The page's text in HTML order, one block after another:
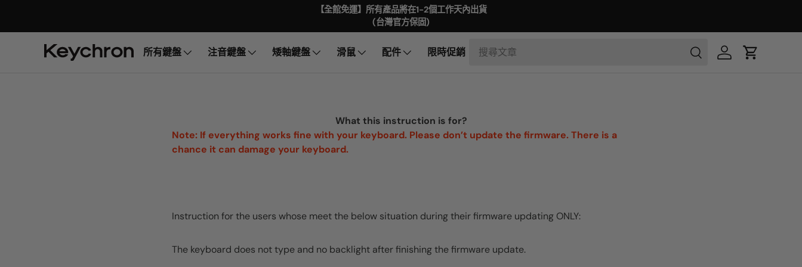
【全館免運】所有產品將在1-2個工作天內出貨
(台灣官方保固)
所有鍵盤 注音鍵盤 矮軸鍵盤 滑鼠 配件 限時促銷
What this instruction is for?
Note: If everything works fine with your keyboard. Please don’t update the firmware. There is a
chance it can damage your keyboard.
Instruction for the users whose meet the below situation during their firmware updating ONLY:
The keyboard does not type and no backlight after finishing the firmware update.